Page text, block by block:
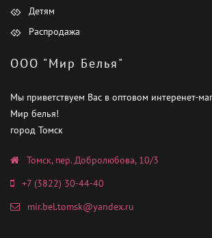
Детям
Распродажа
ООО "Мир Белья"
Мы приветствуем Вас в оптовом интеренет-
Мир белья!
город Томск
Томск, пер. Добролюбова, 10/3
+7 (3822) 30-44-40
mir.bel.tomsk@yandex.ru